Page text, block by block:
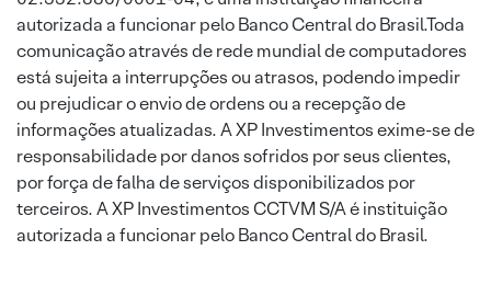
autorizada a funcionar pelo Banco Central do Brasil.Toda
comunicação através de rede mundial de computadores
está sujeita a interrupções ou atrasos, podendo impedir
ou prejudicar o envio de ordens ou a recepção de
informações atualizadas. A XP Investimentos exime-se de
responsabilidade por danos sofridos por seus clientes,
por força de falha de serviços disponibilizados por
terceiros. A XP Investimentos CCTVM S/A é instituição
autorizada a funcionar pelo Banco Central do Brasil.